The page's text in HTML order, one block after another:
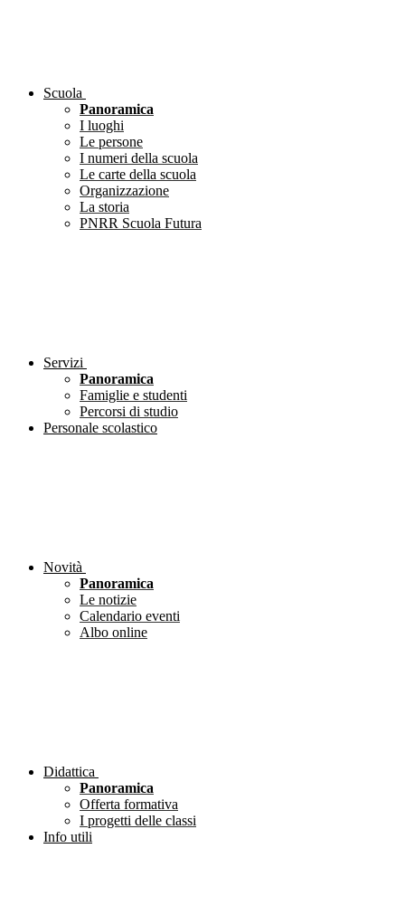
Scuola
Panoramica
I luoghi
Le persone
I numeri della scuola
Le carte della scuola
Organizzazione
La storia
PNRR Scuola Futura
Servizi
Panoramica
Famiglie e studenti
Percorsi di studio
Personale scolastico
Novità
Panoramica
Le notizie
Calendario eventi
Albo online
Didattica
Panoramica
Offerta formativa
I progetti delle classi
Info utili